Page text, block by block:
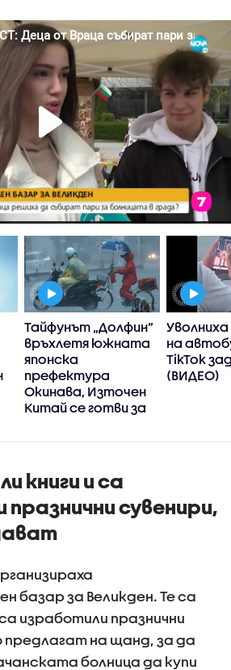
Тайфунът „Долфин”
връхлетя южната
японска
префектура
Окинава, Източен
Китай се готви за
на
TikTok
(ВИДЕО)
книги и са
сувенири,
базар за Великден. Те са
изработили празнични
предлагат на щанд, за да
болница да купи